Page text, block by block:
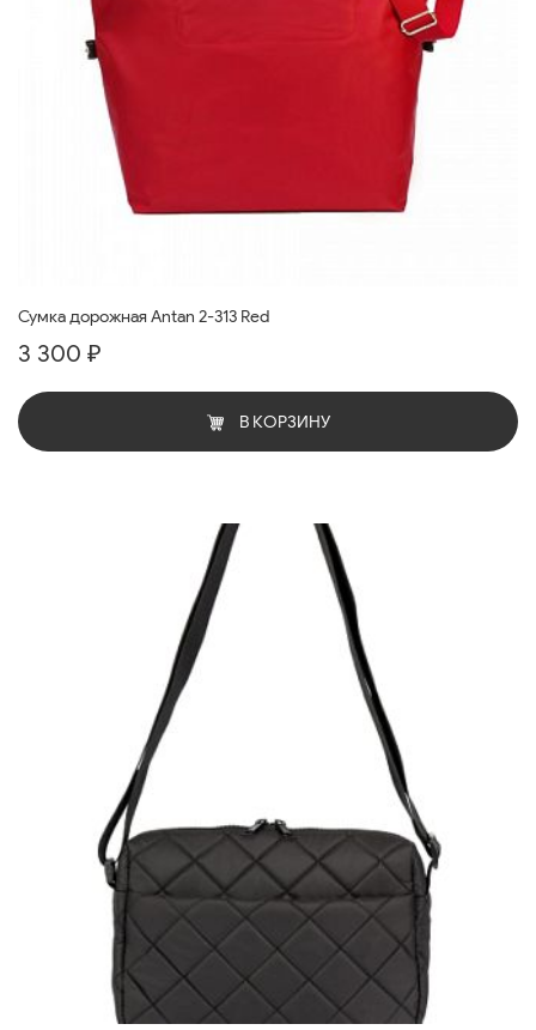
Сумка дорожная Antan 2-313 Red
3 300 ₽
В КОРЗИНУ